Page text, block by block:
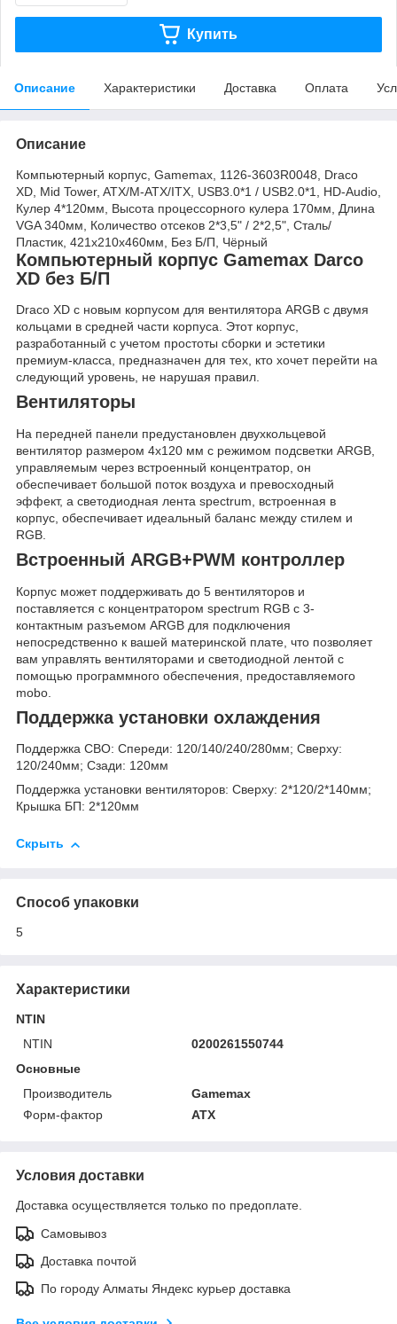
Купить
Описание Характеристики Доставка Оплата
Описание
Компьютерный корпус, Gamemax, 1126-3603R0048, Draco
XD, Mid Tower, ATX/M-ATX/ITX, USB3.0*1 / USB2.0*1, HD-Audio,
Кулер 4*120мм, Высота процессорного кулера 170мм, Длина
VGA 340мм, Количество отсеков 2*3,5" / 2*2,5", Сталь/
Пластик, 421x210x460мм, Без Б/П, Чёрный
Компьютерный корпус Gamemax Darco
XD без Б/П
Draco XD с новым корпусом для вентилятора ARGB с двумя
кольцами в средней части корпуса. Этот корпус,
разработанный с учетом простоты сборки и эстетики
премиум-класса, предназначен для тех, кто хочет перейти на
следующий уровень, не нарушая правил.
Вентиляторы
На передней панели предустановлен двухкольцевой
вентилятор размером 4x120 мм с режимом подсветки ARGB,
управляемым через встроенный концентратор, он
обеспечивает большой поток воздуха и превосходный
эффект, а светодиодная лента spectrum, встроенная в
корпус, обеспечивает идеальный баланс между стилем и
RGB.
Встроенный ARGB+PWM контроллер
Корпус может поддерживать до 5 вентиляторов и
поставляется с концентратором spectrum RGB с 3-
контактным разъемом ARGB для подключения
непосредственно к вашей материнской плате, что позволяет
вам управлять вентиляторами и светодиодной лентой с
помощью программного обеспечения, предоставляемого
mobo.
Поддержка установки охлаждения
Поддержка СВО: Спереди: 120/140/240/280мм; Сверху:
120/240мм; Сзади: 120мм
Поддержка установки вентиляторов: Сверху: 2*120/2*140мм;
Крышка БП: 2*120мм
Скрыть
Способ упаковки
5
Характеристики
NTIN
NTIN
0200261550744
Основные
Производитель
Gamemax
Форм-фактор
ATX
Условия доставки
Доставка осуществляется только по предоплате.
Самовывоз
Доставка почтой
По городу Алматы Яндекс курьер доставка